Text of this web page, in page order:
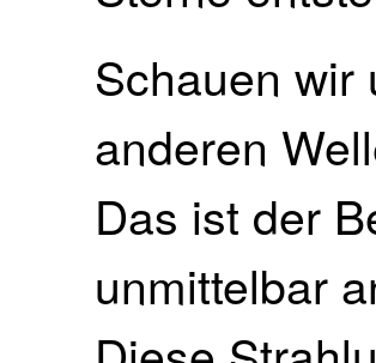
Schauen wir
anderen
Das ist der
unmittelbar